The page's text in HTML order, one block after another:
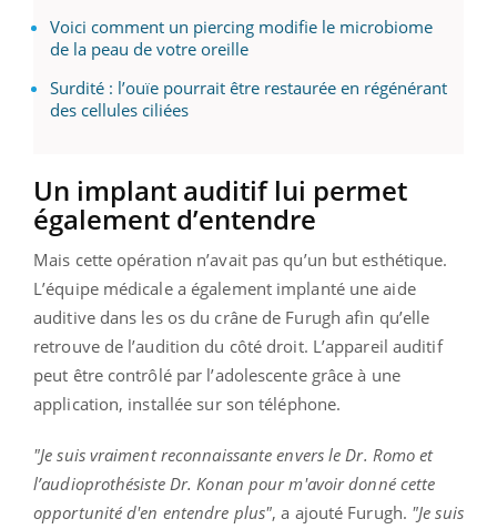
Voici comment un piercing modifie le microbiome
de la peau de votre oreille
Surdité : l’ouïe pourrait être restaurée en régénérant
des cellules ciliées
Un implant auditif lui permet
également d’entendre
Mais cette opération n’avait pas qu’un but esthétique.
L’équipe médicale a également implanté une aide
auditive dans les os du crâne de Furugh afin qu’elle
retrouve de l’audition du côté droit. L’appareil auditif
peut être contrôlé par l’adolescente grâce à une
application, installée sur son téléphone.
"Je suis vraiment reconnaissante envers le Dr. Romo et
l’audioprothésiste Dr. Konan pour m'avoir donné cette
opportunité d'en entendre plus", a ajouté Furugh. "Je suis